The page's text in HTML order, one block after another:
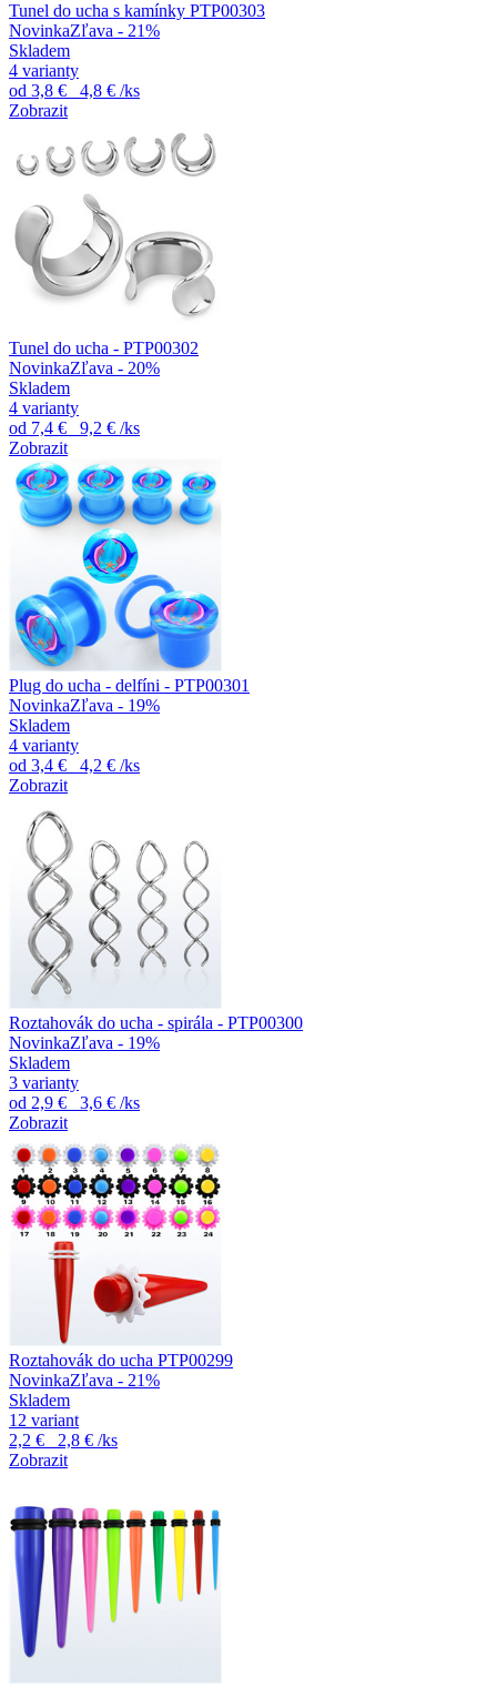
Tunel do ucha s kamínky PTP00303
NovinkaZľava - 21%
Skladem
4 varianty
od 3,8 € 4,8 € /ks
Zobrazit
Tunel do ucha - PTP00302
NovinkaZľava - 20%
Skladem
4 varianty
od 7,4 € 9,2 € /ks
Zobrazit
Plug do ucha - delfíni - PTP00301
NovinkaZľava - 19%
Skladem
4 varianty
od 3,4 € 4,2 € /ks
Zobrazit
Roztahovák do ucha - spirála - PTP00300
NovinkaZľava - 19%
Skladem
3 varianty
od 2,9 € 3,6 € /ks
Zobrazit
Roztahovák do ucha PTP00299
NovinkaZľava - 21%
Skladem
12 variant
2,2 €
2,8 € /ks
Zobrazit